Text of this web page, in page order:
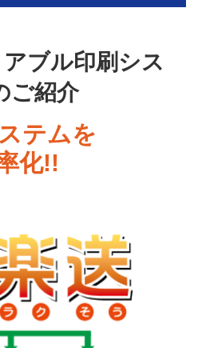
ブル印刷シス
ご紹介
テムを
化!!